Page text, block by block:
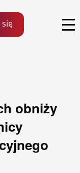
małych
obniży